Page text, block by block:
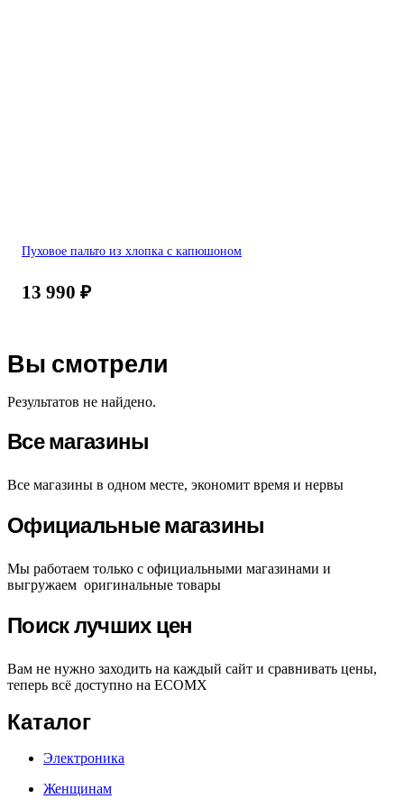
Пуховое пальто из хлопка с капюшоном
13 990 ₽
Вы смотрели
Результатов не найдено.
Все магазины
Все магазины в одном месте, экономит время и нервы
Официальные магазины
Мы работаем только с официальными магазинами и
выгружаем оригинальные товары
Поиск лучших цен
Вам не нужно заходить на каждый сайт и сравнивать цены,
теперь всё доступно на ECOMX
Каталог
Электроника
Женщинам